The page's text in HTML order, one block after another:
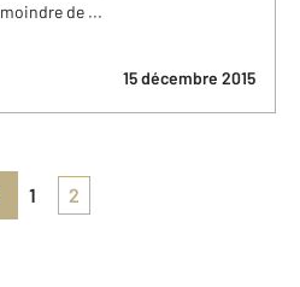
de ...
15 décembre 2015
1 2